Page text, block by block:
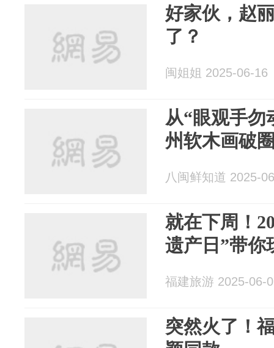
好家伙，赵
了？
闽姐姐 2025-06-16
从“眼观手勿
州软木画破
八闽鲜知道 2025-
就在下周！
遗产日”带你
福建旅游 2025-06-
突然火了！